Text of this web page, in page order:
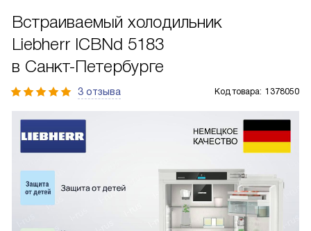
Встраиваемый холодильник
Liebherr ICBNd 5183
в Санкт-Петербурге
3 отзыва Код товара: 1378050